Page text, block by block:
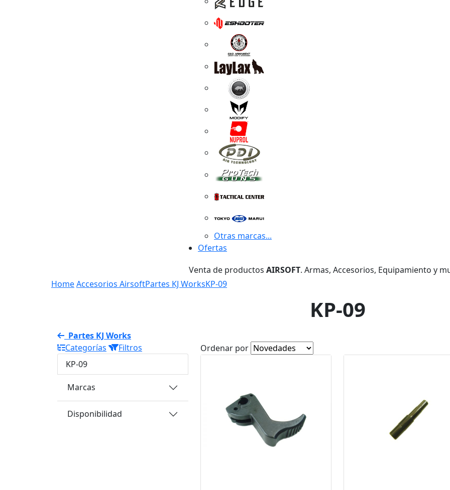
Otras marcas...
Ofertas
Venta de productos AIRSOFT. Armas, Accesorios, Equipamiento y
HomeAccesorios AirsoftPartes KJ WorksKP-09
KP-09
Partes KJ Works
Categorías
Filtros
KP-09
Marcas
Disponibilidad
Ordenar por